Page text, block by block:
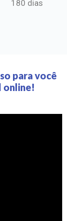
180 dias
para você
online!